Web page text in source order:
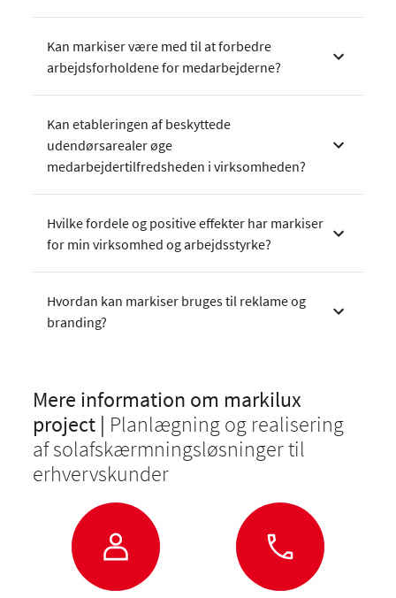
Kan markiser være med til at forbedre
arbejdsforholdene for medarbejderne?
Kan etableringen af beskyttede
udendørsarealer øge
medarbejdertilfredsheden i virksomheden?
Hvilke fordele og positive effekter har markiser
for min virksomhed og arbejdsstyrke?
Hvordan kan markiser bruges til reklame og
branding?
Mere information om markilux
project | Planlægning og realisering
af solafskærmningsløsninger til
erhvervskunder